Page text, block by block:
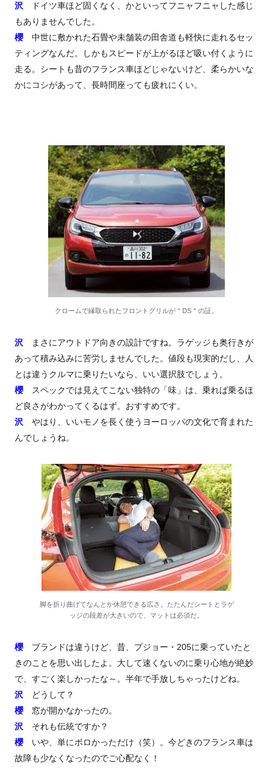
沢 ドイツ車ほど固くなく、かといってフニャフニャした感じ
もありませんでした。
櫻 中世に敷かれた石畳や未舗装の田舎道も軽快に走れるセッ
ティングなんだ。しかもスピードが上がるほど吸い付くように
走る。シートも昔のフランス車ほどじゃないけど、柔らかいな
かにコシがあって、長時間座っても疲れにくい。
クロームで縁取られたフロントグリルが＂DS＂の証。
沢 まさにアウトドア向きの設計ですね。ラゲッジも奥行きが
あって積み込みに苦労しませんでした。値段も現実的だし、人
とは違うクルマに乗りたいなら、いい選択肢でしょう。
櫻 スペックでは見えてこない独特の「味」は、乗れば乗るほ
ど良さがわかってくるはず。おすすめです。
沢 やはり、いいモノを長く使うヨーロッパの文化で育まれた
んでしょうね。
脚を折り曲げてなんとか休憩できる広さ。たたんだシートとラゲ
ッジの段差が大きいので、マットは必須だ。
櫻 ブランドは違うけど、昔、プジョー・205に乗っていたと
きのことを思い出したよ。大して速くないのに乗り心地が絶妙
で、すごく楽しかったな～。半年で手放しちゃったけどね。
沢 どうして？
櫻 窓が開かなかったの。
沢 それも伝統ですか？
櫻 いや、単にボロかっただけ（笑）。今どきのフランス車は
故障も少なくなったのでご心配なく！